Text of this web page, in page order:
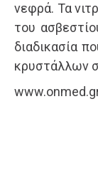
νεφρά. Τα
του
διαδικασία
κρυστάλλων